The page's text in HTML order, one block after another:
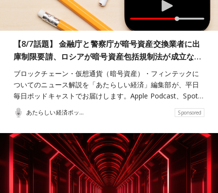
【8/7話題】 金融庁と警察庁が暗号資産交換業者に出
庫制限要請、ロシアが暗号資産包括規制法が成立な…
ブロックチェーン・仮想通貨（暗号資産）・フィンテックに
ついてのニュース解説を「あたらしい経済」編集部が、平日
毎日ポッドキャストでお届けします。Apple Podcast、Spot…
あたらしい経済ポッドキャスト Sponsored